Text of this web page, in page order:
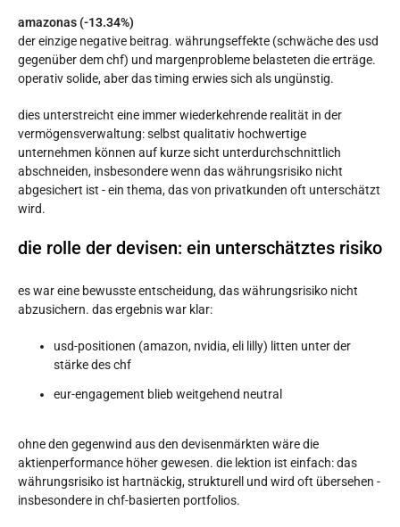
amazonas (-13.34%)
der einzige negative beitrag. währungseffekte (schwäche des usd
gegenüber dem chf) und margenprobleme belasteten die erträge.
operativ solide, aber das timing erwies sich als ungünstig.
dies unterstreicht eine immer wiederkehrende realität in der
vermögensverwaltung: selbst qualitativ hochwertige
unternehmen können auf kurze sicht unterdurchschnittlich
abschneiden, insbesondere wenn das währungsrisiko nicht
abgesichert ist - ein thema, das von privatkunden oft unterschätzt
wird.
die rolle der devisen: ein unterschätztes risiko
es war eine bewusste entscheidung, das währungsrisiko nicht
abzusichern. das ergebnis war klar:
usd-positionen (amazon, nvidia, eli lilly) litten unter der
stärke des chf
eur-engagement blieb weitgehend neutral
ohne den gegenwind aus den devisenmärkten wäre die
aktienperformance höher gewesen. die lektion ist einfach: das
währungsrisiko ist hartnäckig, strukturell und wird oft übersehen -
insbesondere in chf-basierten portfolios.